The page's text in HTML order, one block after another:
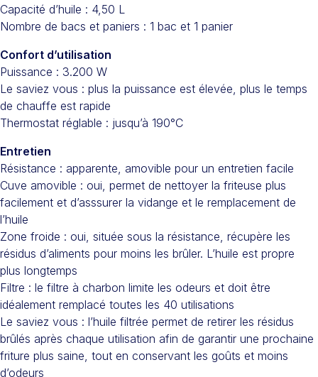
Capacité d’huile : 4,50 L
Nombre de bacs et paniers : 1 bac et 1 panier
Confort d’utilisation
Puissance : 3.200 W
Le saviez vous : plus la puissance est élevée, plus le temps
de chauffe est rapide
Thermostat réglable : jusqu’à 190°C
Entretien
Résistance : apparente, amovible pour un entretien facile
Cuve amovible : oui, permet de nettoyer la friteuse plus
facilement et d’asssurer la vidange et le remplacement de
l’huile
Zone froide : oui, située sous la résistance, récupère les
résidus d’aliments pour moins les brûler. L’huile est propre
plus longtemps
Filtre : le filtre à charbon limite les odeurs et doit être
idéalement remplacé toutes les 40 utilisations
Le saviez vous : l’huile filtrée permet de retirer les résidus
brûlés après chaque utilisation afin de garantir une prochaine
friture plus saine, tout en conservant les goûts et moins
d’odeurs